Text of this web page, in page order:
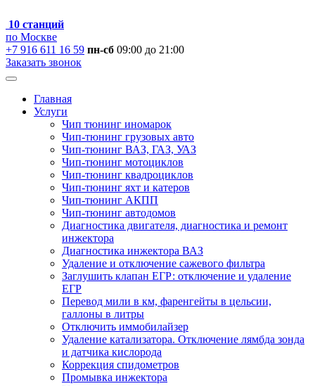
10 станций
по Москве
+7 916 611 16 59 пн-сб 09:00 до 21:00
Заказать звонок
Главная
Услуги
Чип тюнинг иномарок
Чип-тюнинг грузовых авто
Чип-тюнинг ВАЗ, ГАЗ, УАЗ
Чип-тюнинг мотоциклов
Чип-тюнинг квадроциклов
Чип-тюнинг яхт и катеров
Чип-тюнинг АКПП
Чип-тюнинг автодомов
Диагностика двигателя, диагностика и ремонт
инжектора
Диагностика инжектора ВАЗ
Удаление и отключение сажевого фильтра
Заглушить клапан ЕГР: отключение и удаление
ЕГР
Перевод мили в км, фаренгейты в цельсии,
галлоны в литры
Отключить иммобилайзер
Удаление катализатора. Отключение лямбда зонда
и датчика кислорода
Коррекция спидометров
Промывка инжектора